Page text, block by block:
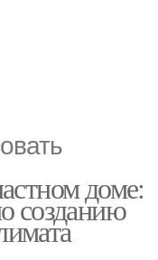
доме:
созданию